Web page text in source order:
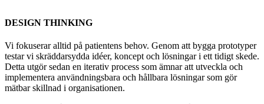
DESIGN THINKING
Vi fokuserar alltid på patientens behov. Genom att bygga prototyper
testar vi skräddarsydda idéer, koncept och lösningar i ett tidigt skede.
Detta utgör sedan en iterativ process som ämnar att utveckla och
implementera användningsbara och hållbara lösningar som gör
mätbar skillnad i organisationen.